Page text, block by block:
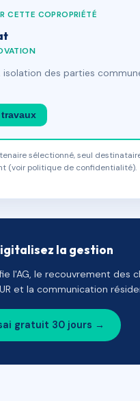
CETTE COPROPRIÉTÉ
des parties
sélectionné, seul
(voir politique de confidentialité).
la gestion
l'AG, le recouvrement des
et la communication
gratuit 30 jours →